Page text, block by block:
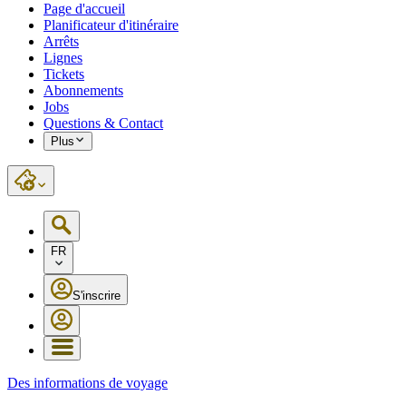
Page d'accueil
Planificateur d'itinéraire
Arrêts
Lignes
Tickets
Abonnements
Jobs
Questions & Contact
Plus
FR
S'inscrire
Des informations de voyage